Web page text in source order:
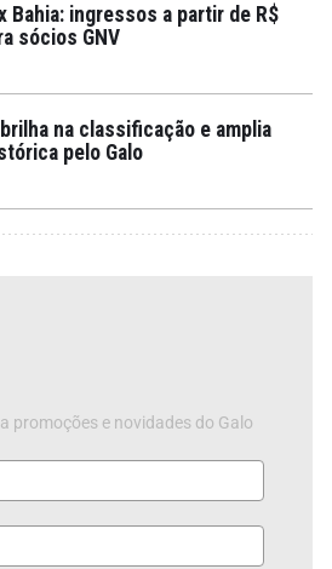
Bahia: ingressos a partir de R$
sócios GNV
na classificação e amplia
pelo Galo
promoções e novidades do Galo